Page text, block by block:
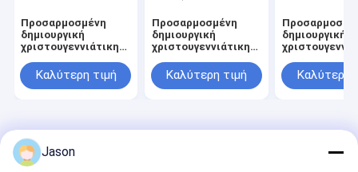
Προσαρμοσμένη
δημιουργική
χριστουγεννιάτικη
Kraft με το δικό σου
λογότυπο για το
Καλύτερη τιμή
Προσαρμοσμένη
δημιουργική
χριστουγεννιάτικη
Kraft με το δικό σου
λογότυπο για το
Καλύτερη τιμή
δημιουργική
Kraft με το
λογότυπο για
Καλύτερη
Σελίδα
Jason